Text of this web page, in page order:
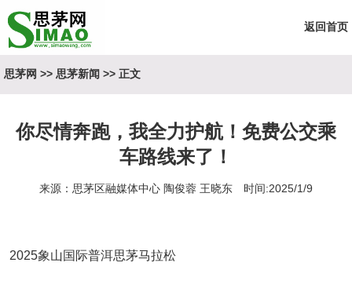
返回首页
思茅网 >> 思茅新闻 >> 正文
你尽情奔跑，我全力护航！免费公交乘
车路线来了！
来源：思茅区融媒体中心 陶俊蓉 王晓东 时间:2025/1/9
2025象山国际普洱思茅马拉松